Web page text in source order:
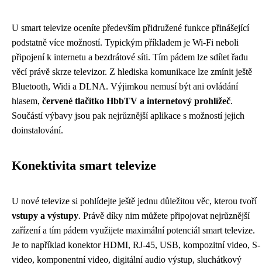
U smart televize oceníte především přidružené funkce přinášející
podstatně více možností. Typickým příkladem je Wi-Fi neboli
připojení k internetu a bezdrátové síti. Tím pádem lze sdílet řadu
věcí právě skrze televizor. Z hlediska komunikace lze zmínit ještě
Bluetooth, Widi a DLNA. Výjimkou nemusí být ani ovládání
hlasem, červené tlačítko HbbTV a internetový prohlížeč.
Součástí výbavy jsou pak nejrůznější aplikace s možností jejich
doinstalování.
Konektivita smart televize
U nové televize si pohlídejte ještě jednu důležitou věc, kterou tvoří
vstupy a výstupy. Právě díky nim můžete připojovat nejrůznější
zařízení a tím pádem využijete maximální potenciál smart televize.
Je to například konektor HDMI, RJ-45, USB, kompozitní video, S-
video, komponentní video, digitální audio výstup, sluchátkový